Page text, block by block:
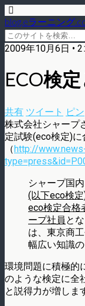
blog.eラーニング
2009年10月6日 • 2
ECO検
共有 ツイート ピン
株式会社シャープ
定試験(eco検定)に
（http://
シャープ国
(以下eco検
eco検定合格
ープ社員 と
は、東京商
幅広い知識
環境問題に積極的
のような検定に全
と説得力が増しま